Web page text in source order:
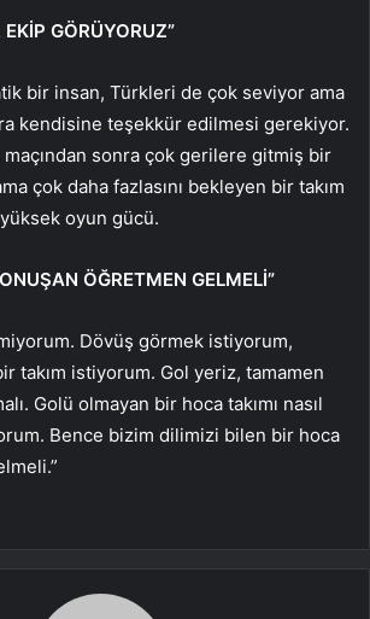
EKİP GÖRÜYORUZ”
bir insan, Türkleri de çok seviyor ama
kendisine teşekkür edilmesi gerekiyor.
sonra çok gerilere gitmiş bir
çok daha fazlasını bekleyen bir takım
oyun gücü.
ÖĞRETMEN GELMELİ”
Dövüş görmek istiyorum,
takım istiyorum. Gol yeriz, tamamen
Golü olmayan bir hoca takımı nasıl
Bence bizim dilimizi bilen bir hoca